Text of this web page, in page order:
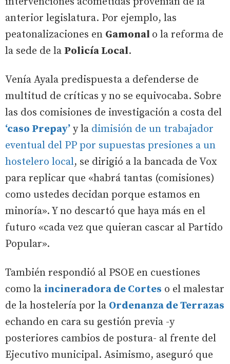
anterior legislatura. Por ejemplo, las
peatonalizaciones en Gamonal o la reforma de
la sede de la Policía Local.
Venía Ayala predispuesta a defenderse de
multitud de críticas y no se equivocaba. Sobre
las dos comisiones de investigación a costa del
‘caso Prepay’ y la dimisión de un trabajador
eventual del PP por supuestas presiones a un
hostelero local, se dirigió a la bancada de Vox
para replicar que «habrá tantas (comisiones)
como ustedes decidan porque estamos en
minoría». Y no descartó que haya más en el
futuro «cada vez que quieran cascar al Partido
Popular».
También respondió al PSOE en cuestiones
como la incineradora de Cortes o el malestar
de la hostelería por la Ordenanza de Terrazas
echando en cara su gestión previa -y
posteriores cambios de postura- al frente del
Ejecutivo municipal. Asimismo, aseguró que